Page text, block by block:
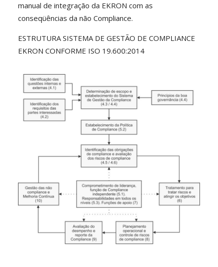
manual de integração da EKRON com as
conseqüências da não Compliance.
ESTRUTURA SISTEMA DE GESTÃO DE COMPLIANCE
EKRON CONFORME ISO 19.600:2014